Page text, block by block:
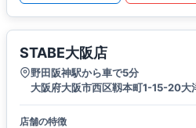
STABE大阪店
野田阪神駅から車で5分
大阪府大阪市西区靱本町1-15-20大
店舗の特徴